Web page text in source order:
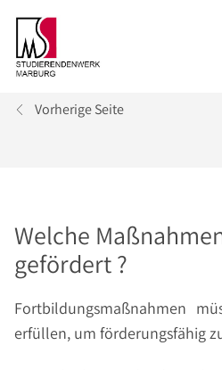
Vorherige Seite
Welche
gefördert ?
Fortbildungsmaßnahmen
erfüllen, um förderungsfähig